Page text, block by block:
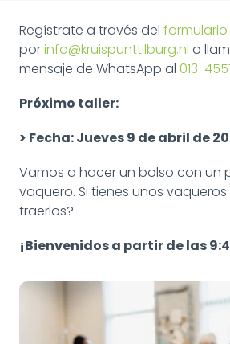
Regístrate a través del
porinfo@kruispunttilburg.nl o
mensaje de WhatsApp al 013-
Próximo taller:
> Fecha: Jueves 9 de abril de
Vamos a hacer un bolso con un
vaquero. Si tienes unos vaqueros
traerlos?
¡Bienvenidos a partir de las